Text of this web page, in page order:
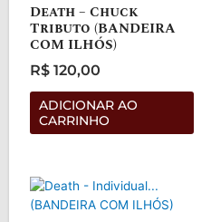
Death – Chuck
Tributo (BANDEIRA
COM ILHÓS)
Avaliação
0
R$ 120,00
ADICIONAR AO
CARRINHO